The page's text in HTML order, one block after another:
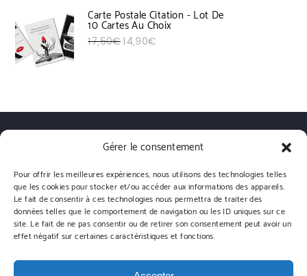
Gérer le consentement
Pour offrir les meilleures expériences, nous utilisons des technologies telles
que les cookies pour stocker et/ou accéder aux informations des appareils.
Le fait de consentir à ces technologies nous permettra de traiter des
données telles que le comportement de navigation ou les ID uniques sur ce
site. Le fait de ne pas consentir ou de retirer son consentement peut avoir un
effet négatif sur certaines caractéristiques et fonctions.
Carte Postale Citation - Lot De
10 Cartes Au Choix
17,50€Le prix initial était : 17,50€.
14,90€Le prix actuel est : 14,90€.
Livraisons Conditions générales de vente
Arts-Citations | Powered by WordPress.Designed by Themehunk